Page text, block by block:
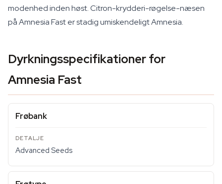
modenhed inden høst. Citron-krydderi-røgelse-næsen
på Amnesia Fast er stadig umiskendeligt Amnesia.
Dyrkningsspecifikationer for
Amnesia Fast
Frøbank
Advanced Seeds